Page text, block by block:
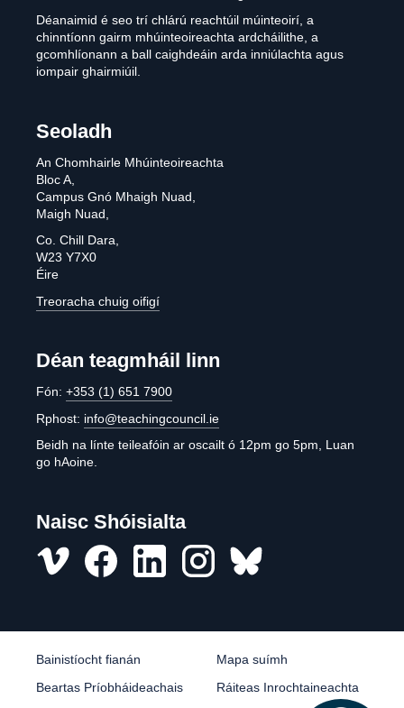
Déanaimid é seo trí chlárú reachtúil múinteoirí, a
chinntíonn gairm mhúinteoireachta ardcháilithe, a
gcomhlíonann a ball caighdeáin arda inniúlachta agus
iompair ghairmiúil.
Seoladh
An Chomhairle Mhúinteoireachta
Bloc A,
Campus Gnó Mhaigh Nuad,
Maigh Nuad,
Co. Chill Dara,
W23 Y7X0
Éire
Treoracha chuig oifigí
Déan teagmháil linn
Fón: +353 (1) 651 7900
Rphost: info@teachingcouncil.ie
Beidh na línte teileafóin ar oscailt ó 12pm go 5pm, Luan
go hAoine.
Naisc Shóisialta
Bainistíocht fianán
Mapa suímh
Beartas Príobháideachais
Ráiteas Inrochtaineachta